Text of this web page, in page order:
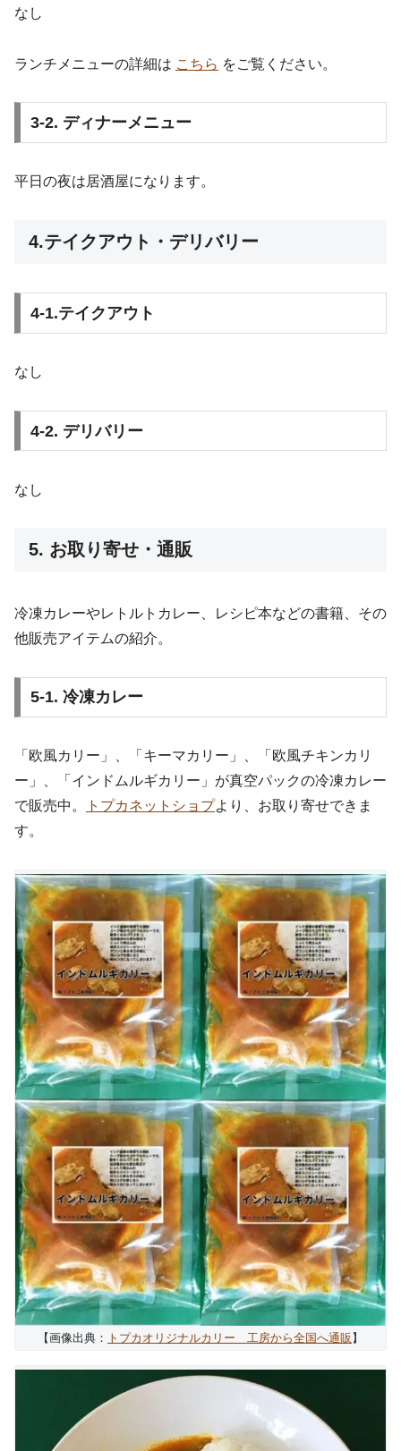
なし
ランチメニューの詳細は こちら をご覧ください。
3-2. ディナーメニュー
平日の夜は居酒屋になります。
4.テイクアウト・デリバリー
4-1.テイクアウト
なし
4-2. デリバリー
なし
5. お取り寄せ・通販
冷凍カレーやレトルトカレー、レシピ本などの書籍、その
他販売アイテムの紹介。
5-1. 冷凍カレー
「欧風カリー」、「キーマカリー」、「欧風チキンカリ
ー」、「インドムルギカリー」が真空パックの冷凍カレー
で販売中。
トプカネットショプより、お取り寄せできま
す。
【画像出典： トプカオリジナルカリー 工房から全国へ通販 】